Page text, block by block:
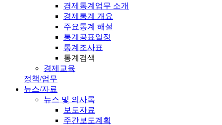
경제통계업무 소개
경제통계 개요
주요통계 해설
통계공표일정
통계조사표
통계검색
경제교육
정책/업무
뉴스/자료
뉴스 및 의사록
보도자료
주간보도계획